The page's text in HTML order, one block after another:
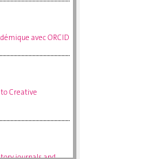
avec ORCID
Creative